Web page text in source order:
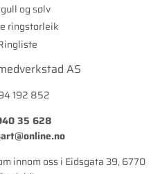
og sølv
ringstorleik
AS
192 852
35 628
innom oss i Eidsgata 39, 6770